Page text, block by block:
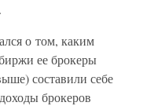
о том, каким
ее брокеры
составили себе
брокеров